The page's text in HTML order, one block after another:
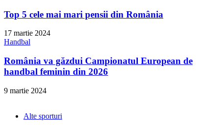
Top 5 cele mai mari pensii din România
17 martie 2024
Handbal
România va găzdui Campionatul European de
handbal feminin din 2026
9 martie 2024
Alte sporturi